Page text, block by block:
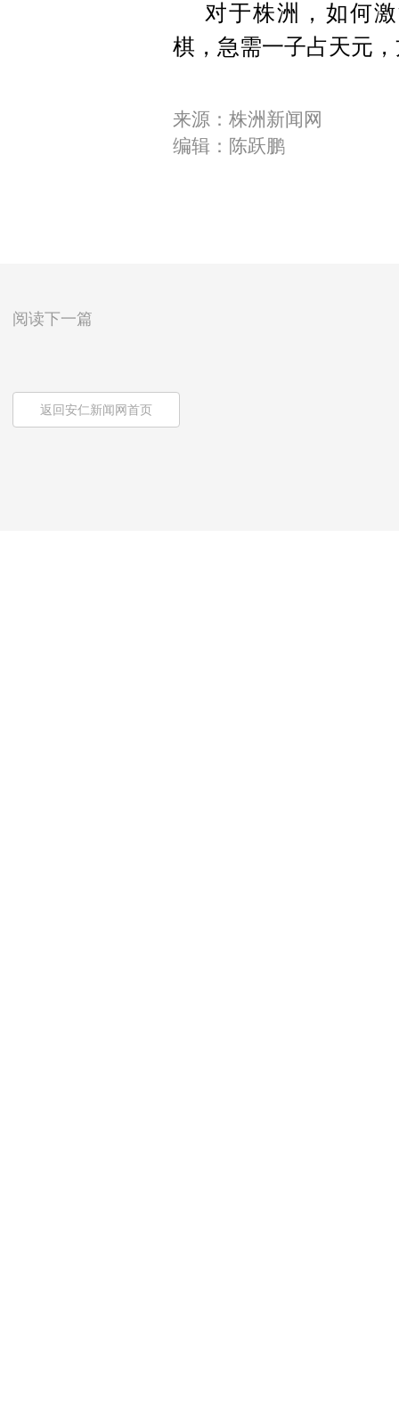
对于株洲，如何
棋，急需一子占天元
来源：株洲新闻网
编辑：陈跃鹏
阅读下一篇
返回安仁新闻网首页